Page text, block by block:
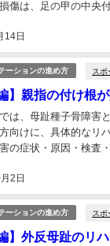
14日
傷は、足の甲の中央
ーションの進め方 スポ
】親指の付け根
2日
は、母趾種子骨障害
向けに、具体的なリ
の症状・原因・検査
ーションの進め方 スポ
】外反母趾のリ